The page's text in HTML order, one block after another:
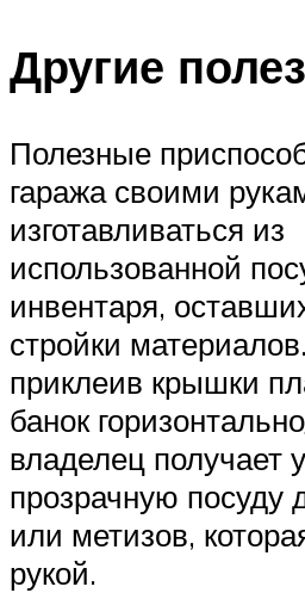
Другие
Полезные
гаража своими
изготавливаться из
использованной
инвентаря,
стройки
приклеив крышки
банок
владелец получает
прозрачную посуду
или метизов,
рукой.